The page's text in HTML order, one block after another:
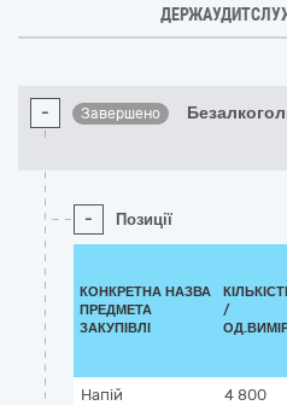
- Завершено
- Позиції
КОНКРЕТНА НАЗВА
ПРЕДМЕТА
ЗАКУПІВЛІ
/
Напій
4 800